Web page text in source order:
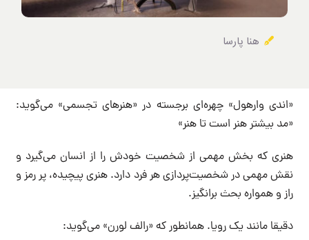
هنا پارسا
«اندی وارهول» چهره‌ای برجسته در «هنرهای تجسمی» می‌گوید:
«مد بیشتر هنر است تا هنر»
هنری که بخش مهمی از شخصیت خودش را از انسان می‌گیرد و
نقش مهمی در شخصیت‌پردازی هر فرد دارد. هنری پیچیده، پر رمز‌ و
راز و همواره بحث برانگیز.
دقیقا مانند یک رویا. همانطور که «رالف لورن» می‌گوید: